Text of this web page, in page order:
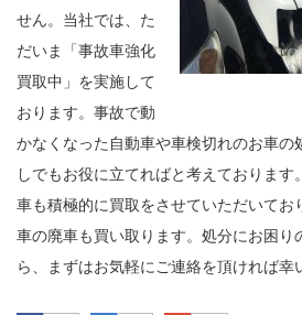
せん。当社では、た
だいま「事故車強化
買取中」を実施して
おります。事故で動
かなくなった自動車や車検切れのお車の
しでもお役に立てればと考えております
車も積極的に買取をさせていただいてお
車の廃車も買い取ります。処分にお困り
ら、まずはお気軽にご連絡を頂ければ幸